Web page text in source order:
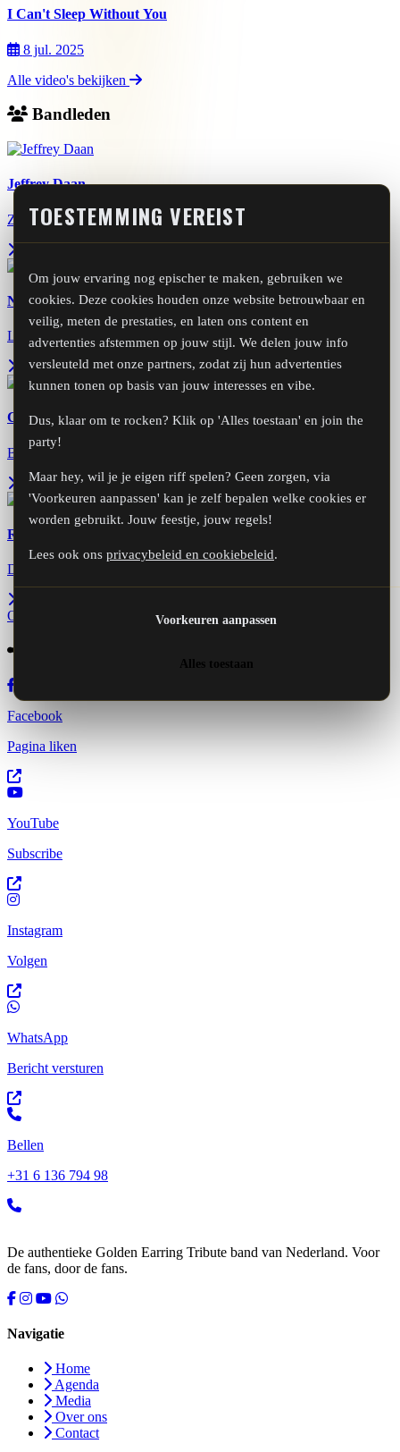
I Can't Sleep Without You
8 jul. 2025
Alle video's bekijken
Bandleden
Jeffrey Daan
Zang, toetsen, gitaar, dwarsfluit, bluesharp
Nick Didden
Leadgitaar, zang
Claudio Ferraro
Basgitaar
Ruud Hühl
Drums
Over de band
Facebook
Pagina liken
YouTube
Subscribe
Instagram
Volgen
WhatsApp
Bericht versturen
Bellen
+31 6 136 794 98
De authentieke Golden Earring Tribute band van Nederland. Voor
de fans, door de fans.
Navigatie
Home
Agenda
Media
Over ons
Contact
TOESTEMMING VEREIST
Om jouw ervaring nog epischer te maken, gebruiken we
cookies. Deze cookies houden onze website betrouwbaar en
veilig, meten de prestaties, en laten ons content en
advertenties afstemmen op jouw stijl. We delen jouw info
versleuteld met onze partners, zodat zij hun advertenties
kunnen tonen op basis van jouw interesses en vibe.
Dus, klaar om te rocken? Klik op 'Alles toestaan' en join the
party!
Maar hey, wil je je eigen riff spelen? Geen zorgen, via
'Voorkeuren aanpassen' kan je zelf bepalen welke cookies er
worden gebruikt. Jouw feestje, jouw regels!
Lees ook ons privacybeleid en cookiebeleid.
Voorkeuren aanpassen
Alles toestaan